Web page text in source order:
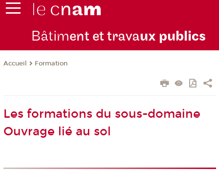
Bâtiment et travaux publics
Accueil Formation
Les formations du sous-domaine
Ouvrage lié au sol